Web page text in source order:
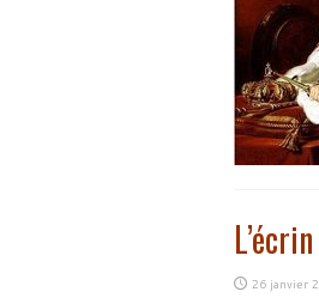
26 janvier